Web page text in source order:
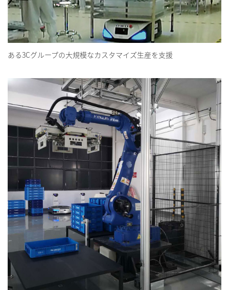
ある3Cグループの大規模なカスタマイズ生産を支援